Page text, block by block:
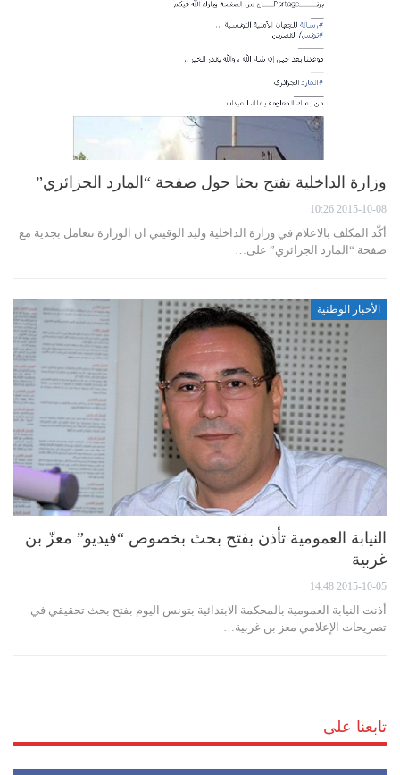
وزارة الداخلية تفتح بحثا حول صفحة “المارد الجزائري”
2015-10-08 10:26
أكّد المكلف بالاعلام في وزارة الداخلية وليد الوقيني ان الوزارة نتعامل بجدية مع
صفحة “المارد الجزائري” على…
الأخبار الوطنية
النيابة العمومية تأذن بفتح بحث بخصوص “فيديو” معزّ بن
غربية
2015-10-05 14:48
أذنت النيابة العمومية بالمحكمة الابتدائية بتونس اليوم بفتح بحث تحقيقي في
تصريحات الإعلامي معز بن غربية…
تابعنا على